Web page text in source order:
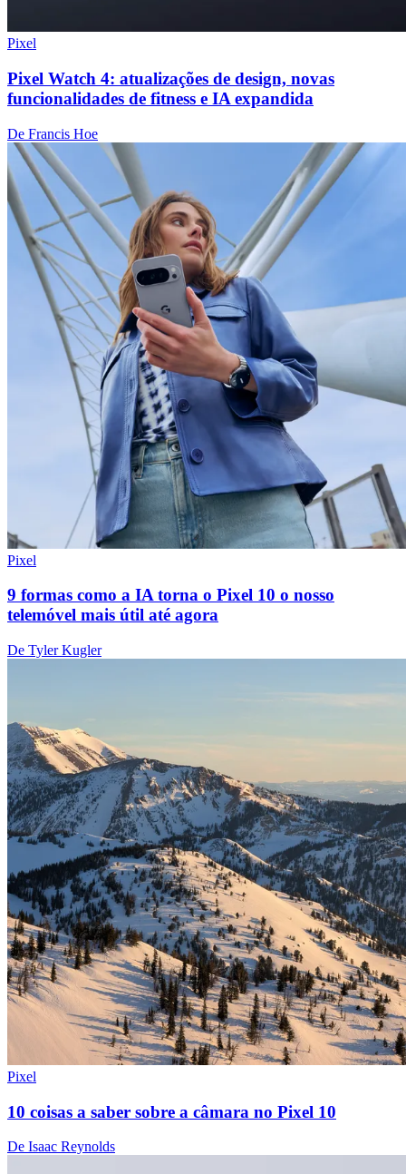
Pixel
Pixel Watch 4: atualizações de design, novas
funcionalidades de fitness e IA expandida
De Francis Hoe
Pixel
9 formas como a IA torna o Pixel 10 o nosso
telemóvel mais útil até agora
De Tyler Kugler
Pixel
10 coisas a saber sobre a câmara no Pixel 10
De Isaac Reynolds